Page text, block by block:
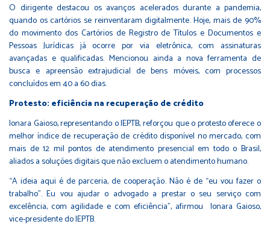
O dirigente destacou os avanços acelerados durante a pandemia,
quando os cartórios se reinventaram digitalmente. Hoje, mais de 90%
do movimento dos Cartórios de Registro de Títulos e Documentos e
Pessoas Jurídicas já ocorre por via eletrônica, com assinaturas
avançadas e qualificadas. Mencionou ainda a nova ferramenta de
busca e apreensão extrajudicial de bens móveis, com processos
concluídos em 40 a 60 dias.
Protesto: eficiência na recuperação de crédito
Ionara Gaioso, representando o IEPTB, reforçou que o protesto oferece o
melhor índice de recuperação de crédito disponível no mercado, com
mais de 12 mil pontos de atendimento presencial em todo o Brasil,
aliados a soluções digitais que não excluem o atendimento humano.
“A ideia aqui é de parceria, de cooperação. Não é de “eu vou fazer o
trabalho”. Eu vou ajudar o advogado a prestar o seu serviço com
excelência, com agilidade e com eficiência”, afirmou Ionara Gaioso,
vice-presidente do IEPTB.